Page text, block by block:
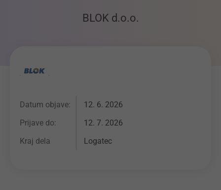
BLOK d.o.o.
Datum objave:
12. 6. 2026
Prijave do:
12. 7. 2026
Kraj dela
Logatec